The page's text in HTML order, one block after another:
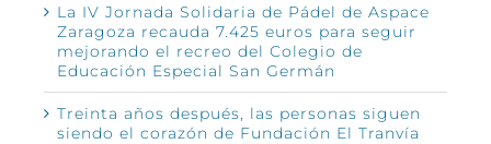
La IV Jornada Solidaria de Pádel de Aspace
Zaragoza recauda 7.425 euros para seguir
mejorando el recreo del Colegio de
Educación Especial San Germán
Treinta años después, las personas siguen
siendo el corazón de Fundación El Tranvía